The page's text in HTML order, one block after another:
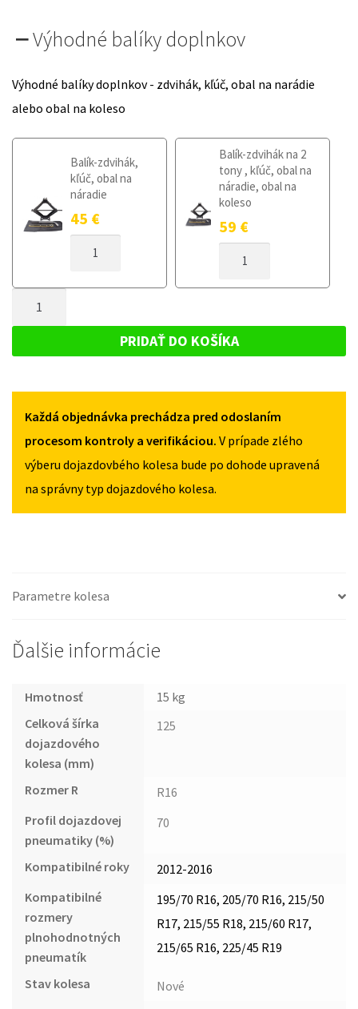
Výhodné balíky doplnkov
Výhodné balíky doplnkov - zdvihák, kľúč, obal na narádie
alebo obal na koleso
Balík-zdvihák,
kľúč, obal na
náradie
45 €
DOJAZDOVÉ
OPEL
2012-
125/70R16
Balík-zdvihák na 2
tony , kľúč, obal na
náradie, obal na
koleso
59 €
DOJAZDOVÉ
2012-
2016
OPEL
2016
125/70R16
5X105
PRIDAŤ DO KOŠÍKA
Každá objednávka prechádza pred odoslaním
procesom kontroly a verifikáciou. V prípade zlého
výberu dojazdovbého kolesa bude po dohode upravená
na správny typ dojazdového kolesa.
Parametre kolesa
Ďalšie informácie
Hmotnosť
15 kg
Celková šírka
dojazdového
kolesa (mm)
125
Rozmer R
R16
Profil dojazdovej
pneumatiky (%)
70
Kompatibilné roky
2012-2016
Kompatibilné
rozmery
plnohodnotných
pneumatík
195/70 R16, 205/70 R16, 215/50
R17, 215/55 R18, 215/60 R17,
215/65 R16, 225/45 R19
Stav kolesa
Nové